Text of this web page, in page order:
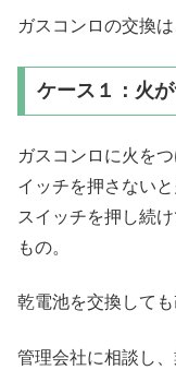
ガスコンロの交換
ケース１：火
ガスコンロに火を
イッチを押さない
スイッチを押し続
もの。
乾電池を交換しても
管理会社に相談し